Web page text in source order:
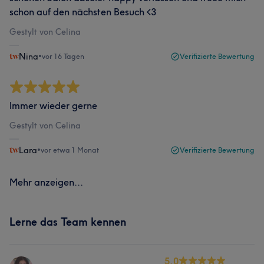
schon auf den nächsten Besuch <3
Gestylt von Celina
Nina•vor 16 Tagen Verifizierte Bewertung
Immer wieder gerne
Gestylt von Celina
Lara•vor etwa 1 Monat Verifizierte Bewertung
Mehr anzeigen...
Lerne das Team kennen
5.0